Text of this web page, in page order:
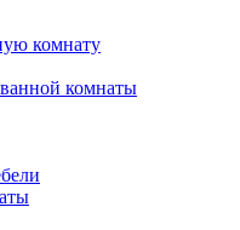
комнату
комнаты